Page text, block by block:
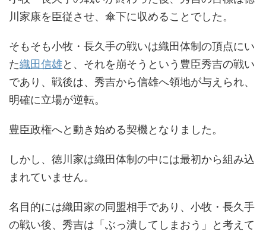
川家康を臣従させ、傘下に収めることでした。
そもそも小牧・長久手の戦いは織田体制の頂点にい
た織田信雄と、それを崩そうという豊臣秀吉の戦い
であり、戦後は、秀吉から信雄へ領地が与えられ、
明確に立場が逆転。
豊臣政権へと動き始める契機となりました。
しかし、徳川家は織田体制の中には最初から組み込
まれていません。
名目的には織田家の同盟相手であり、小牧・長久手
の戦い後、秀吉は「ぶっ潰してしまおう」と考えて